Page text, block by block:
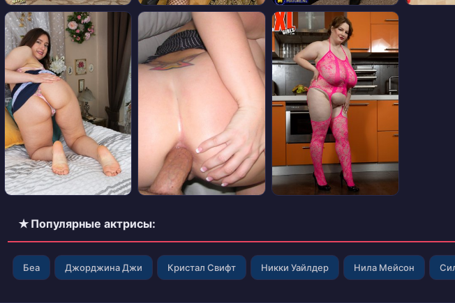
✭ Популярные актрисы:
Беа Джорджина Джи Кристал Свифт Никки Уайлдер Нила Мейсон